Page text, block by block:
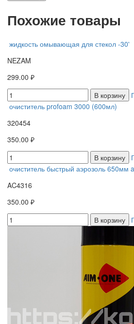
Похожие товары
жидкость омывающая для стекол -30'
NEZAM
299.00 ₽
В корзину
очиститель profoam 3000 (600мл)
320454
350.00 ₽
В корзину
очиститель быстрый аэрозоль 650мм
AC4316
350.00 ₽
В корзину